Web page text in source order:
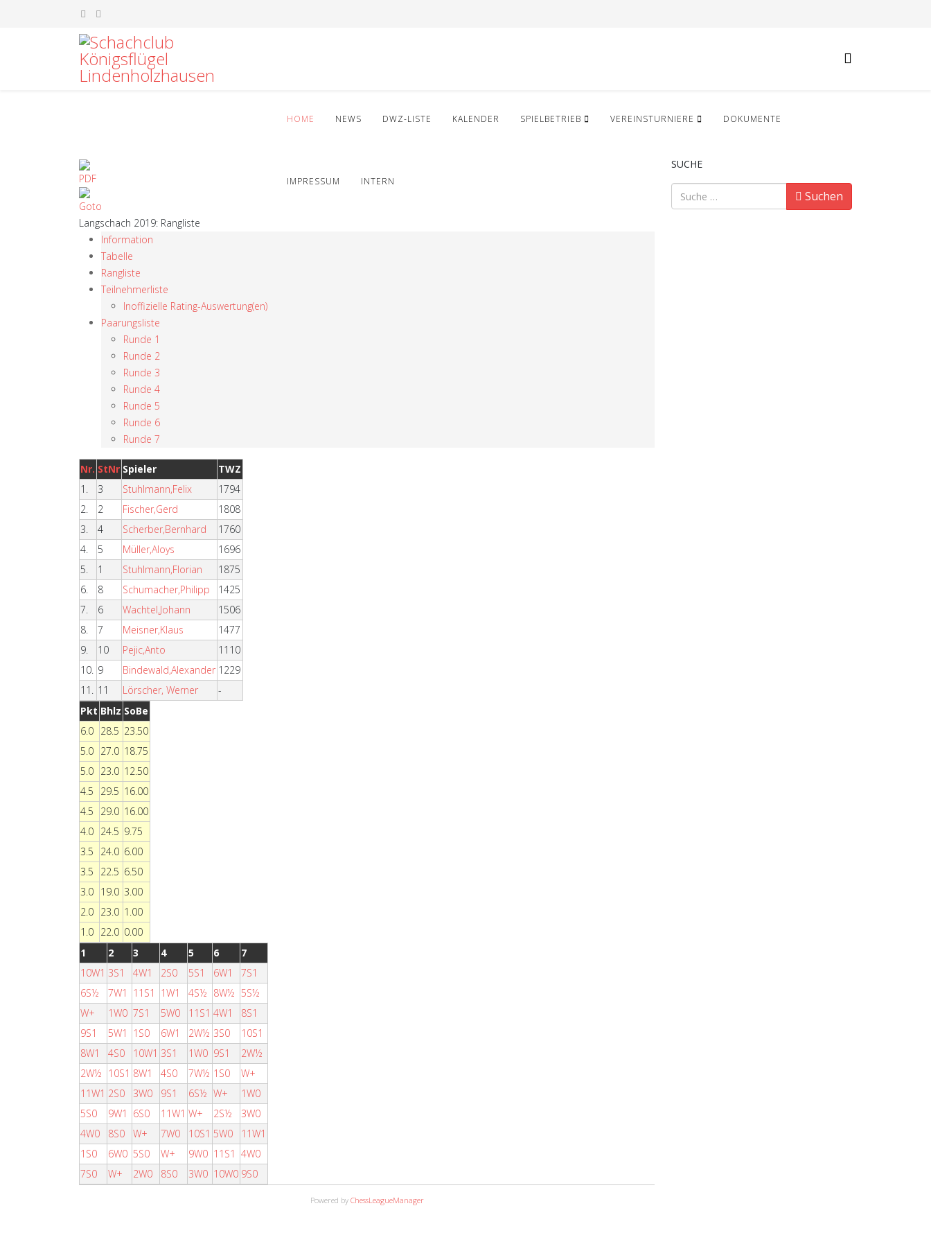
HOME NEWS DWZ-LISTE KALENDER SPIELBETRIEB VEREINSTURNIERE DOKUMENTE
IMPRESSUM INTERN
Langschach 2019: Rangliste
Information
Tabelle
Rangliste
Teilnehmerliste
Inoffizielle Rating-Auswertung(en)
Paarungsliste
Runde 1
Runde 2
Runde 3
Runde 4
Runde 5
Runde 6
Runde 7
Nr. StNr Spieler
TWZ
1.
3 Stuhlmann,Felix
1794
2.
2 Fischer,Gerd
1808
3.
4 Scherber,Bernhard
1760
4.
5 Müller,Aloys
1696
5.
1 Stuhlmann,Florian
1875
6.
8 Schumacher,Philipp
1425
7.
6 Wachtel,Johann
1506
8.
7 Meisner,Klaus
1477
9.
10 Pejic,Anto
1110
10. 9 Bindewald,Alexander 1229
11. 11 Lörscher, Werner
-
Pkt Bhlz SoBe
6.0 28.5 23.50
5.0 27.0 18.75
5.0 23.0 12.50
4.5
29.5 16.00
4.5
29.0 16.00
4.0 24.5 9.75
3.5
24.0 6.00
3.5
22.5 6.50
3.0 19.0 3.00
2.0 23.0 1.00
1.0 22.0 0.00
1
2 3 4 5 6
7
10W1 3S1 4W1 2S0 5S1 6W1
7S1
6S½
7W1 11S1 1W1 4S½ 8W½ 5S½
W+
1W0 7S1 5W0 11S1 4W1
8S1
9S1
5W1 1S0 6W1 2W½ 3S0
10S1
8W1
4S0 10W1 3S1 1W0 9S1
2W½
2W½ 10S1 8W1 4S0 7W½ 1S0
W+
11W1 2S0 3W0 9S1 6S½ W+
1W0
5S0
9W1 6S0 11W1 W+ 2S½
3W0
4W0
8S0 W+ 7W0 10S1 5W0
11W1
1S0
6W0 5S0 W+ 9W0 11S1 4W0
7S0
W+ 2W0 8S0 3W0 10W0 9S0
Powered by ChessLeagueManager
SUCHE
Suchen
Suchen